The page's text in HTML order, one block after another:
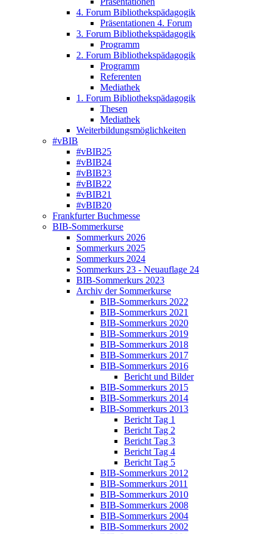
4. Forum Bibliothekspädagogik
Präsentationen 4. Forum
3. Forum Bibliothekspädagogik
Programm
2. Forum Bibliothekspädagogik
Programm
Referenten
Mediathek
1. Forum Bibliothekspädagogik
Thesen
Mediathek
Weiterbildungsmöglichkeiten
#vBIB
#vBIB25
#vBIB24
#vBIB23
#vBIB22
#vBIB21
#vBIB20
Frankfurter Buchmesse
BIB-Sommerkurse
Sommerkurs 2026
Sommerkurs 2025
Sommerkurs 2024
Sommerkurs 23 - Neuauflage 24
BIB-Sommerkurs 2023
Archiv der Sommerkurse
BIB-Sommerkurs 2022
BIB-Sommerkurs 2021
BIB-Sommerkurs 2020
BIB-Sommerkurs 2019
BIB-Sommerkurs 2018
BIB-Sommerkurs 2017
BIB-Sommerkurs 2016
Bericht und Bilder
BIB-Sommerkurs 2015
BIB-Sommerkurs 2014
BIB-Sommerkurs 2013
Bericht Tag 1
Bericht Tag 2
Bericht Tag 3
Bericht Tag 4
Bericht Tag 5
BIB-Sommerkurs 2012
BIB-Sommerkurs 2011
BIB-Sommerkurs 2010
BIB-Sommerkurs 2008
BIB-Sommerkurs 2004
BIB-Sommerkurs 2002